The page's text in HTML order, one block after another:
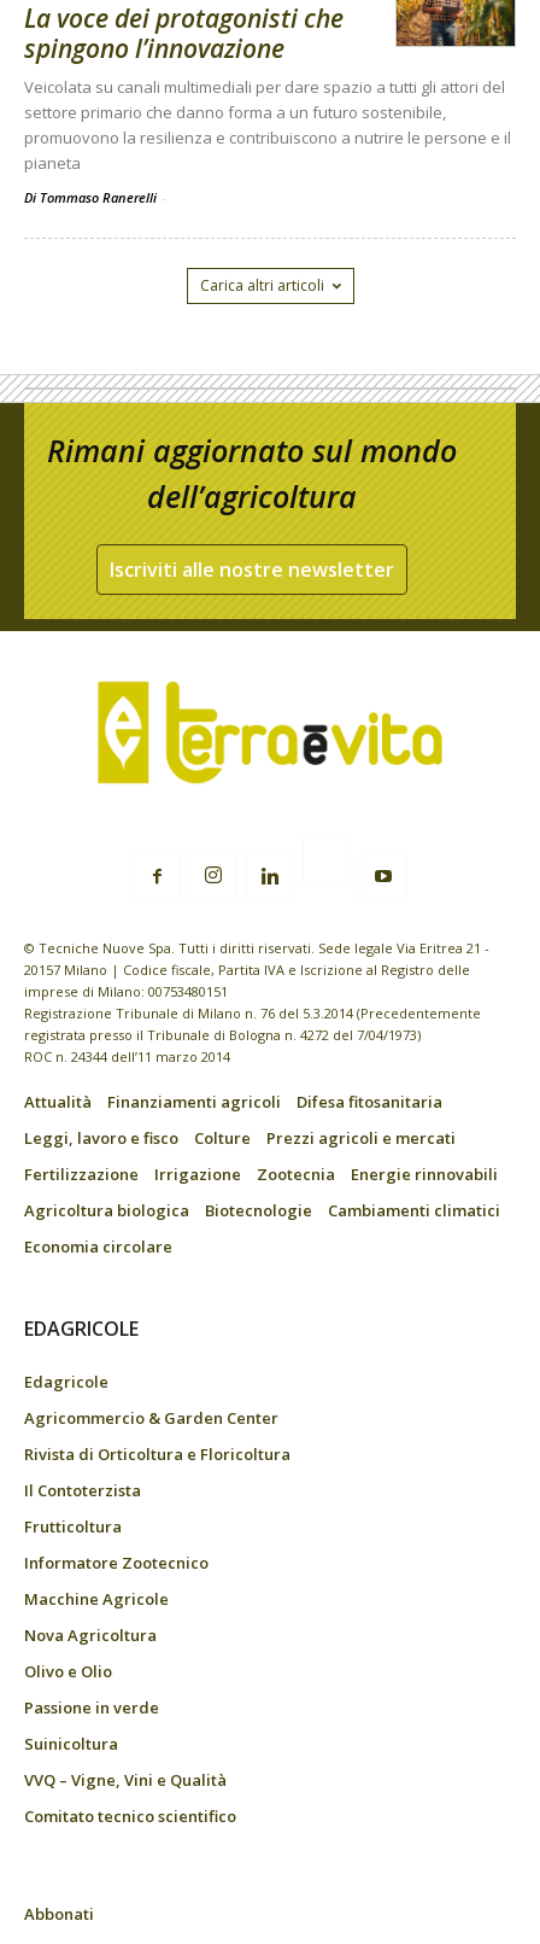
La voce dei protagonisti che
spingono l’innovazione
Veicolata su canali multimediali per dare spazio a tutti gli attori del
settore primario che danno forma a un futuro sostenibile,
promuovono la resilienza e contribuiscono a nutrire le persone e il
pianeta
Di Tommaso Ranerelli -
Carica altri articoli
Rimani aggiornato sul mondo
dell’agricoltura
Iscriviti alle nostre newsletter
© Tecniche Nuove Spa. Tutti i diritti riservati. Sede legale Via Eritrea 21 -
20157 Milano | Codice fiscale, Partita IVA e Iscrizione al Registro delle
imprese di Milano: 00753480151
Registrazione Tribunale di Milano n. 76 del 5.3.2014 (Precedentemente
registrata presso il Tribunale di Bologna n. 4272 del 7/04/1973)
ROC n. 24344 dell’11 marzo 2014
Attualità Finanziamenti agricoli
Difesa fitosanitaria
Leggi, lavoro e fisco
Colture
Prezzi agricoli e mercati
Fertilizzazione
Irrigazione Zootecnia
Energie rinnovabili
Agricoltura biologica
Biotecnologie
Cambiamenti climatici
Economia circolare
EDAGRICOLE
Edagricole
Agricommercio & Garden Center
Rivista di Orticoltura e Floricoltura
Il Contoterzista
Frutticoltura
Informatore Zootecnico
Macchine Agricole
Nova Agricoltura
Olivo e Olio
Passione in verde
Suinicoltura
VVQ – Vigne, Vini e Qualità
Comitato tecnico scientifico
Abbonati